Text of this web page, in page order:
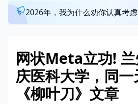
网状Meta立功!
庆医科大学，同
《柳叶刀》文章